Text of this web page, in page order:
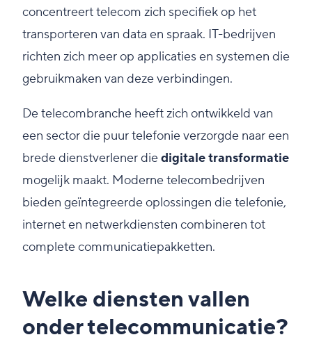
concentreert telecom zich specifiek op het
transporteren van data en spraak. IT-bedrijven
richten zich meer op applicaties en systemen die
gebruikmaken van deze verbindingen.
De telecombranche heeft zich ontwikkeld van
een sector die puur telefonie verzorgde naar een
brede dienstverlener diedigitale transformatie
mogelijk maakt. Moderne telecombedrijven
bieden geïntegreerde oplossingen die telefonie,
internet en netwerkdiensten combineren tot
complete communicatiepakketten.
Welke diensten vallen
onder telecommunicatie?